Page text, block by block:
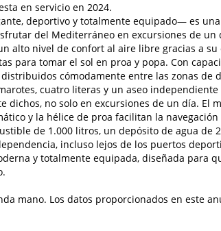
en servicio en 2024.
deportivo y totalmente equipado— es
del Mediterráneo en excursiones de un
alto nivel de confort al aire libre gracias a
para tomar el sol en proa y popa. Con
cómodamente entre las zonas de
cuatro literas y un aseo
dichos, no solo en excursiones de un día. El
y la hélice de proa facilitan la
de 1.000 litros, un depósito de agua de
incluso lejos de los puertos
y totalmente equipada, diseñada para
mano. Los datos proporcionados en este